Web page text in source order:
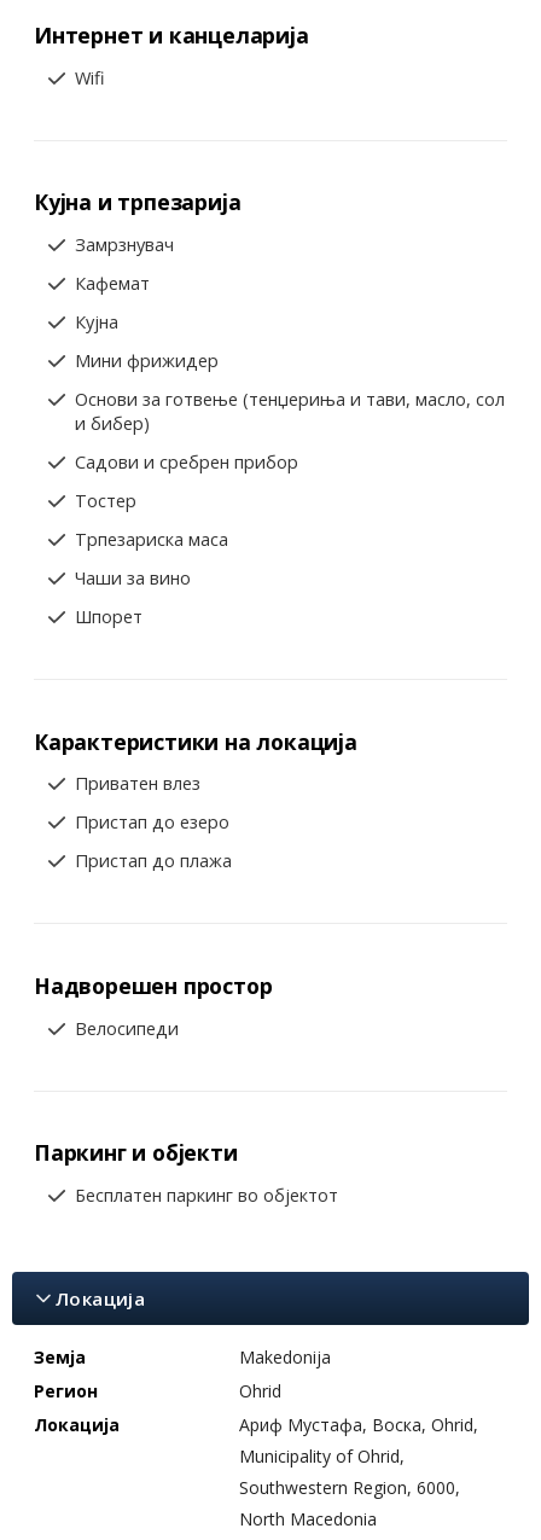
Интернет и канцеларија
Wifi
Кујна и трпезарија
Замрзнувач
Кафемат
Кујна
Мини фрижидер
Основи за готвење (тенџериња и тави, масло, сол
и бибер)
Садови и сребрен прибор
Тостер
Трпезариска маса
Чаши за вино
Шпорет
Карактеристики на локација
Приватен влез
Пристап до езеро
Пристап до плажа
Надворешен простор
Велосипеди
Паркинг и објекти
Бесплатен паркинг во објектот
Локација
Земја
Makedonija
Регион
Ohrid
Локација
Ариф Мустафа, Воска, Ohrid,
Municipality of Ohrid,
Southwestern Region, 6000,
North Macedonia